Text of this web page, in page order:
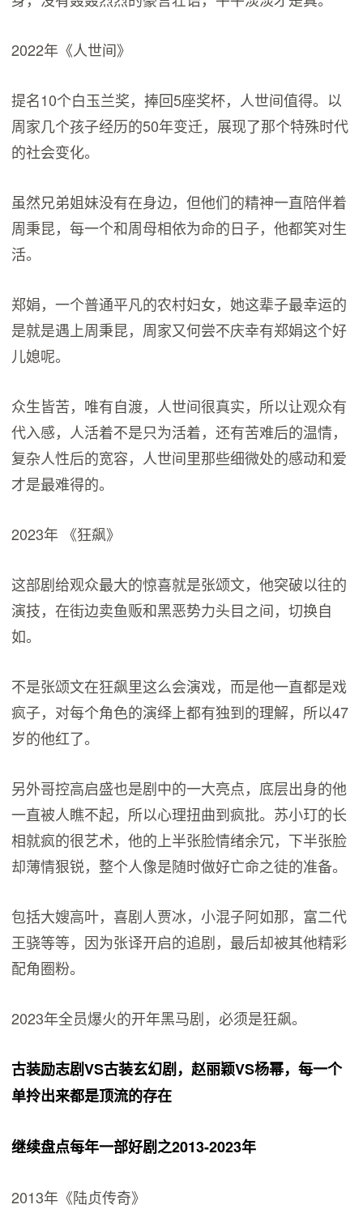
2022年《人世间》
提名10个白玉兰奖，捧回5座奖杯，人世间值得。以
周家几个孩子经历的50年变迁，展现了那个特殊时代
的社会变化。
虽然兄弟姐妹没有在身边，但他们的精神一直陪伴着
周秉昆，每一个和周母相依为命的日子，他都笑对生
活。
郑娟，一个普通平凡的农村妇女，她这辈子最幸运的
是就是遇上周秉昆，周家又何尝不庆幸有郑娟这个好
儿媳呢。
众生皆苦，唯有自渡，人世间很真实，所以让观众有
代入感，人活着不是只为活着，还有苦难后的温情，
复杂人性后的宽容，人世间里那些细微处的感动和爱
才是最难得的。
2023年 《狂飙》
这部剧给观众最大的惊喜就是张颂文，他突破以往的
演技，在街边卖鱼贩和黑恶势力头目之间，切换自
如。
不是张颂文在狂飙里这么会演戏，而是他一直都是戏
疯子，对每个角色的演绎上都有独到的理解，所以47
岁的他红了。
另外哥控高启盛也是剧中的一大亮点，底层出身的他
一直被人瞧不起，所以心理扭曲到疯批。苏小玎的长
相就疯的很艺术，他的上半张脸情绪余冗，下半张脸
却薄情狠锐，整个人像是随时做好亡命之徒的准备。
包括大嫂高叶，喜剧人贾冰，小混子阿如那，富二代
王骁等等，因为张译开启的追剧，最后却被其他精彩
配角圈粉。
2023年全员爆火的开年黑马剧，必须是狂飙。
古装励志剧VS古装玄幻剧，赵丽颖VS杨幂，每一个
单拎出来都是顶流的存在
继续盘点每年一部好剧之2013-2023年
2013年《陆贞传奇》